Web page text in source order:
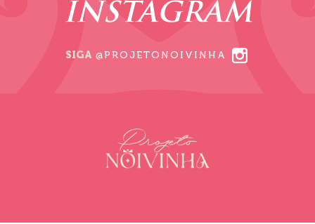
INSTAGRAM
SIGA @PROJETONOIVINHA